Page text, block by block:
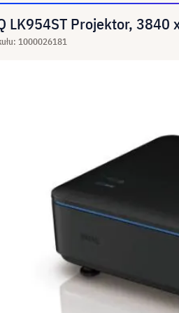
LK954ST Projektor, 3840
1000026181